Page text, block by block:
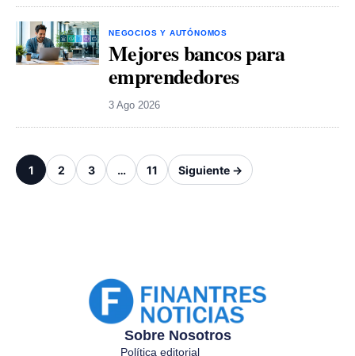
NEGOCIOS Y AUTÓNOMOS
Mejores bancos para
emprendedores
3 Ago 2026
1 2 3 … 11 Siguiente →
Sobre Nosotros
Política editorial